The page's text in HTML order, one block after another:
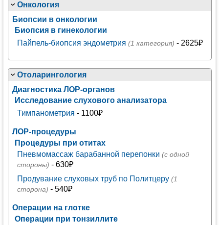
Онкология
Биопсии в онкологии
Биопсия в гинекологии
Пайпель-биопсия эндометрия (1 категория) - 2625₽
Отоларингология
Диагностика ЛОР-органов
Исследование слухового анализатора
Тимпанометрия - 1100₽
ЛОР-процедуры
Процедуры при отитах
Пневмомассаж барабанной перепонки (с одной
стороны) - 630₽
Продувание слуховых труб по Политцеру (1
сторона) - 540₽
Операции на глотке
Операции при тонзиллите